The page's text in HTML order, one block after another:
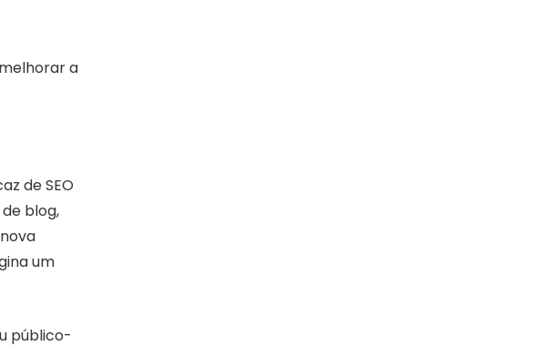
a
de SEO
blog,
um
público-